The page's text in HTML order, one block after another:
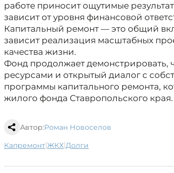
работе приносит ощутимые
зависит от уровня финансовой
Капитальный ремонт — это общий
зависит реализация масштабных
качества жизни.
Фонд продолжает демонстрировать,
ресурсами и открытый диалог с
программы капитального ремонта,
жилого фонда Ставропольского края.
Автор:Роман Новоселов
капремонт| ЖКХ| долги